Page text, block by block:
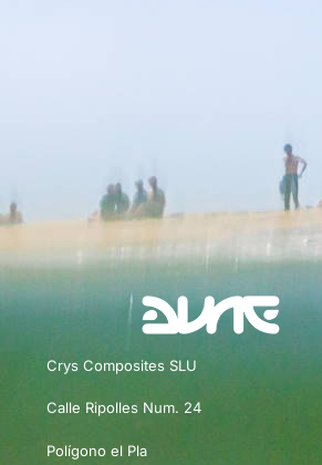
Crys Composites SLU
Calle Ripolles Num. 24
Polígono el Pla